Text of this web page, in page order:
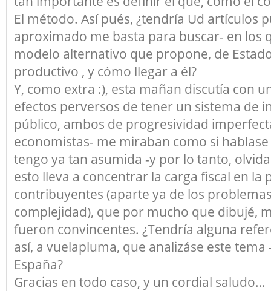
El método. Así pués, ¿tendría Ud artículos
aproximado me basta para buscar- en los
modelo alternativo que propone, de
productivo , y cómo llegar a él?
Y, como extra :), esta mañan discutía con
efectos perversos de tener un sistema de
público, ambos de progresividad
economistas- me miraban como si
tengo ya tan asumida -y por lo tanto,
esto lleva a concentrar la carga fiscal en la
contribuyentes (aparte ya de los
complejidad), que por mucho que dibujé,
fueron convincentes. ¿Tendría alguna
así, a vuelapluma, que analizáse este
España?
Gracias en todo caso, y un cordial saludo…